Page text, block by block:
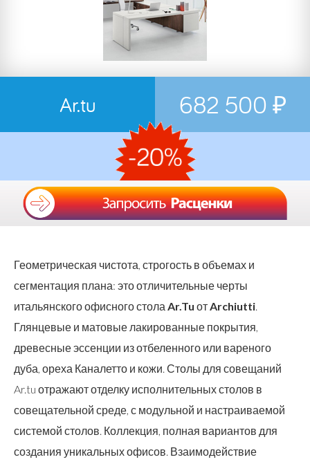
Ar.tu 682 500 ₽
Геометрическая чистота, строгость в объемах и
сегментация плана: это отличительные черты
итальянского офисного стола Ar.Tu от Archiutti
Глянцевые и матовые лакированные покрытия,
древесные эссенции из отбеленного или вареного
дуба, ореха Каналетто и кожи. Столы для совещаний
Ar.tu отражают отделку исполнительных столов в
совещательной среде, с модульной и настраиваемой
системой столов. Коллекция, полная вариантов для
создания уникальных офисов. Взаимодействие